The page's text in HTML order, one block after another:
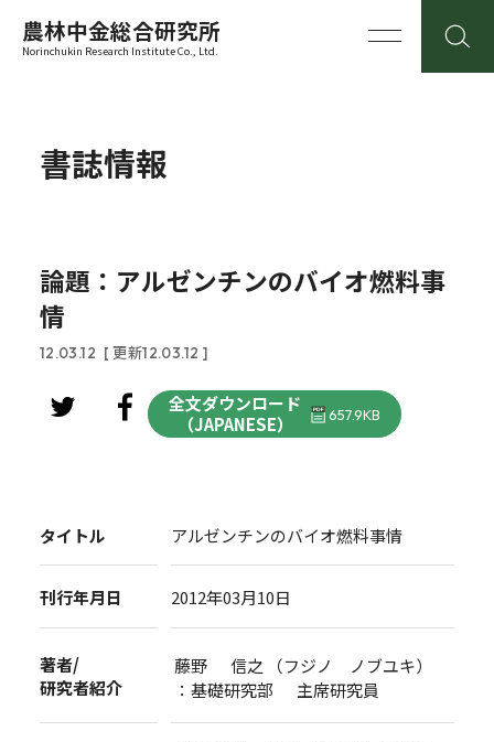
農林中金総合研究所
Norinchukin Research Institute Co., Ltd.
書誌情報
論題：アルゼンチンのバイオ燃料事
情
12.03.12 [ 更新12.03.12 ]
全文ダウンロード
（JAPANESE）
657.9KB
タイトル アルゼンチンのバイオ燃料事情
刊行年月日 2012年03月10日
著者/
研究者紹介
藤野 信之 （フジノ ノブユキ）
：基礎研究部 主席研究員